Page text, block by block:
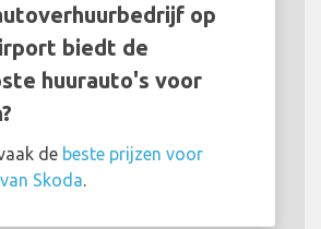
op
biedt de
huurauto's voor
de beste prijzen voor
Skoda.